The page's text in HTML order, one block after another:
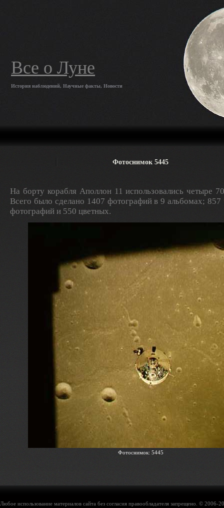
Все о Луне
История наблюдений, Научные факты, Новости
Фотоснимок 5445
На борту корабля Аполлон 11 использовались четыре
Всего было сделано 1407 фотографий в 9 альбомах;
фотографий и 550 цветных.
Фотоснимок: 5445
Любое использование материалов сайта без согласия правообладателя запрещено. ©